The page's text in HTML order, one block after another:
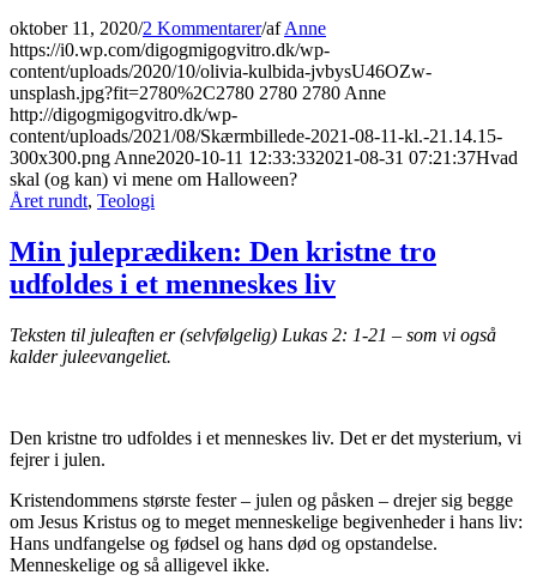
oktober 11, 2020/2 Kommentarer/afAnne
https://i0.wp.com/digogmigogvitro.dk/wp-
content/uploads/2020/10/olivia-kulbida-jvbysU46OZw-
unsplash.jpg?fit=2780%2C2780 2780 2780 Anne
http://digogmigogvitro.dk/wp-
content/uploads/2021/08/Skærmbillede-2021-08-11-kl.-21.14.15-
300x300.png Anne2020-10-11 12:33:332021-08-31 07:21:37Hvad
skal (og kan) vi mene om Halloween?
Året rundt, Teologi
Min juleprædiken: Den kristne tro
udfoldes i et menneskes liv
Teksten til juleaften er (selvfølgelig) Lukas 2: 1-21 – som vi også
kalder juleevangeliet.
Den kristne tro udfoldes i et menneskes liv. Det er det mysterium, vi
fejrer i julen.
Kristendommens største fester – julen og påsken – drejer sig begge
om Jesus Kristus og to meget menneskelige begivenheder i hans liv:
Hans undfangelse og fødsel og hans død og opstandelse.
Menneskelige og så alligevel ikke.